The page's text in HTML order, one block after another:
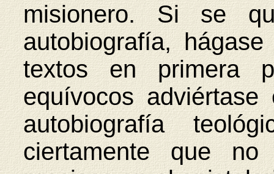
misionero. Si se
autobiografía,
textos en primera
equívocos
autobiografía
ciertamente que no